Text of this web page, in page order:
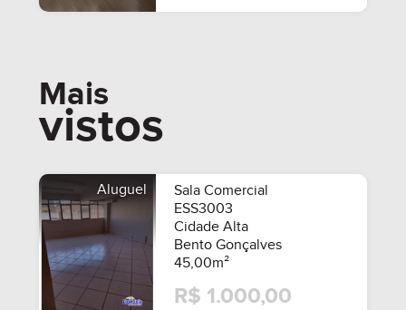
Mais
vistos
Aluguel
Sala Comercial
ESS3003
Cidade Alta
Bento Gonçalves
45,00m²
R$ 1.000,00